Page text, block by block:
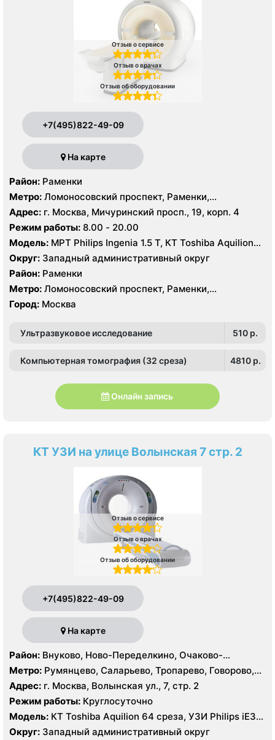
Отзыв о сервисе
Отзыв о врачах
Отзыв об оборудовании
+7(495)822-49-09
На карте
Район: Раменки
Метро: Ломоносовский проспект, Раменки,
Мичуринский проспект
Адрес: г. Москва, Мичуринский просп., 19, корп. 4
Режим работы: 8.00 - 20.00
Модель: МРТ Philips Ingenia 1.5 T, КТ Toshiba Aquilion
32 среза, УЗИ GE Logiq-9, Philips iU22
Округ: Западный административный округ
Район: Раменки
Метро: Ломоносовский проспект, Раменки,
Мичуринский проспект
Город: Москва
Ультразвуковое исследование 510 p.
Компьютерная томография (32 среза) 4810 p.
Онлайн запись
КТ УЗИ на улице Волынская 7 стр. 2
Отзыв о сервисе
Отзыв о врачах
Отзыв об оборудовании
+7(495)822-49-09
На карте
Район: Внуково, Ново-Переделкино, Очаково-
Матвеевское, Проспект Вернадского, Солнцево,
Тропарёво-Никулино
Метро: Румянцево, Саларьево, Тропарево, Говорово,
Рассказовка, Солнцево, Филатов Луг, Боровское
шоссе
Адрес: г. Москва, Волынская ул., 7, стр. 2
Режим работы: Круглосуточно
Модель: КТ Toshiba Aquilion 64 среза, УЗИ Philips iE33,
GE Logiq P6, Medison MySono U5
Округ: Западный административный округ